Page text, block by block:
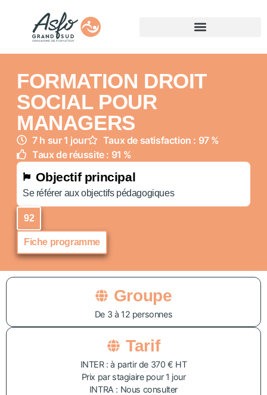
FORMATION DROIT
SOCIAL POUR
MANAGERS
7 h sur 1 jour
Taux de satisfaction : 97 %
Taux de réussite : 91 %
Objectif principal
Se référer aux objectifs pédagogiques
92
Fiche programme
Groupe
De 3 à 12 personnes
Tarif
INTER : à partir de 370 € HT
Prix par stagiaire pour 1 jour
INTRA : Nous consulter